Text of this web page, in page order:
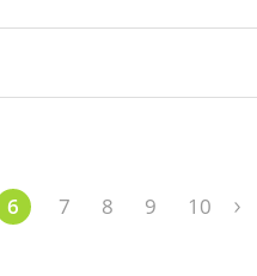
6 7 8 9 10